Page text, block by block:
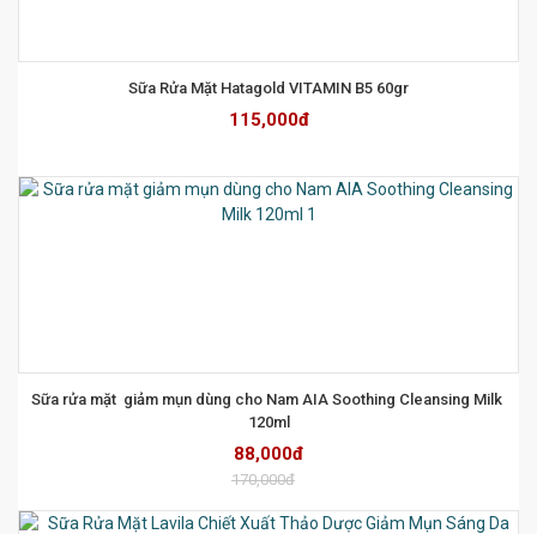
Sữa Rửa Mặt Hatagold VITAMIN B5 60gr
115,000đ
Sữa rửa mặt  giảm mụn dùng cho Nam AIA Soothing Cleansing Milk
120ml
88,000đ
170,000đ